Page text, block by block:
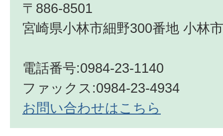
〒886-8501
宮崎県小林市細野300番地 小林
電話番号:0984-23-1140
ファックス:0984-23-4934
お問い合わせはこちら